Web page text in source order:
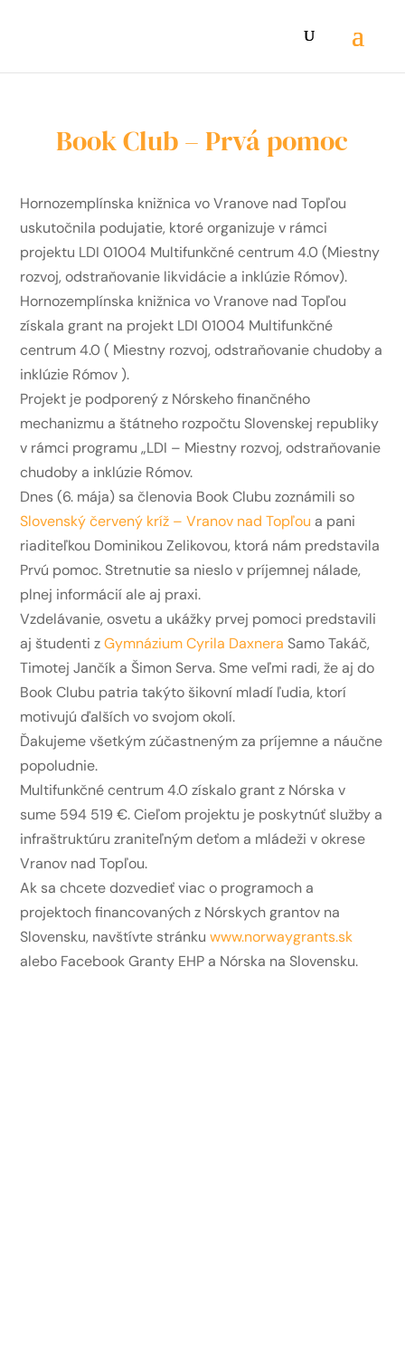
Book Club – Prvá pomoc
Hornozemplínska knižnica vo Vranove nad Topľou
uskutočnila podujatie, ktoré organizuje v rámci
projektu LDI 01004 Multifunkčné centrum 4.0 (Miestny
rozvoj, odstraňovanie likvidácie a inklúzie Rómov).
Hornozemplínska knižnica vo Vranove nad Topľou
získala grant na projekt LDI 01004 Multifunkčné
centrum 4.0 ( Miestny rozvoj, odstraňovanie chudoby a
inklúzie Rómov ).
Projekt je podporený z Nórskeho finančného
mechanizmu a štátneho rozpočtu Slovenskej republiky
v rámci programu „LDI – Miestny rozvoj, odstraňovanie
chudoby a inklúzie Rómov.
Dnes (6. mája) sa členovia Book Clubu zoznámili so
Slovenský červený kríž – Vranov nad Topľou a pani
riaditeľkou Dominikou Zelikovou, ktorá nám predstavila
Prvú pomoc. Stretnutie sa nieslo v príjemnej nálade,
plnej informácií ale aj praxi.
Vzdelávanie, osvetu a ukážky prvej pomoci predstavili
aj študenti zGymnázium Cyrila Daxnera Samo Takáč,
Timotej Jančík a Šimon Serva. Sme veľmi radi, že aj do
Book Clubu patria takýto šikovní mladí ľudia, ktorí
motivujú ďalších vo svojom okolí.
Ďakujeme všetkým zúčastneným za príjemne a náučne
popoludnie.
Multifunkčné centrum 4.0 získalo grant z Nórska v
sume 594 519 €. Cieľom projektu je poskytnúť služby a
infraštruktúru zraniteľným deťom a mládeži v okrese
Vranov nad Topľou.
Ak sa chcete dozvedieť viac o programoch a
projektoch financovaných z Nórskych grantov na
Slovensku, navštívte stránkuwww.norwaygrants.sk
alebo Facebook Granty EHP a Nórska na Slovensku.